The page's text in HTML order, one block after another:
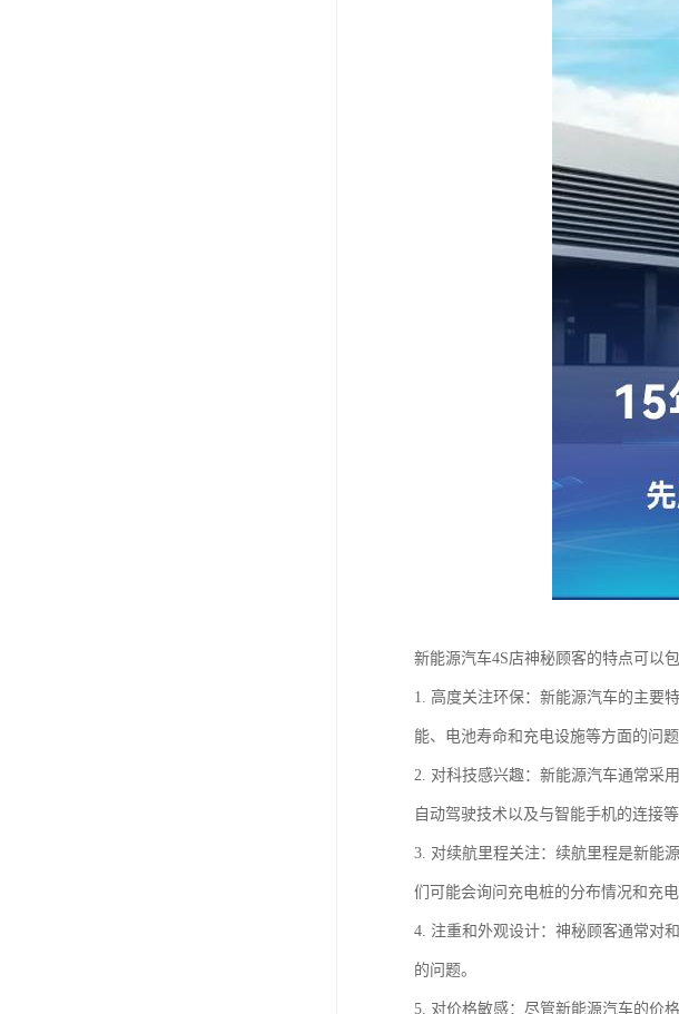
新能源汽车4S店神秘顾客的特点可以
1. 高度关注环保：新能源汽车的主要
能、电池寿命和充电设施等方面的问题
2. 对科技感兴趣：新能源汽车通常采
自动驾驶技术以及与智能手机的连接等
3. 对续航里程关注：续航里程是新能
们可能会询问充电桩的分布情况和充电
4. 注重和外观设计：神秘顾客通常对
的问题。
5. 对价格敏感：尽管新能源汽车的价